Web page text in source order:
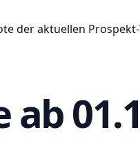
der aktuellen Prospekt-
ab